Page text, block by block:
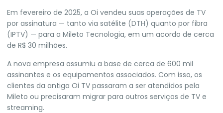
Em fevereiro de 2025, a Oi vendeu suas operações de TV
por assinatura — tanto via satélite (DTH) quanto por fibra
(IPTV) — para a Mileto Tecnologia, em um acordo de cerca
de R$ 30 milhões.
A nova empresa assumiu a base de cerca de 600 mil
assinantes e os equipamentos associados. Com isso, os
clientes da antiga Oi TV passaram a ser atendidos pela
Mileto ou precisaram migrar para outros serviços de TV e
streaming.